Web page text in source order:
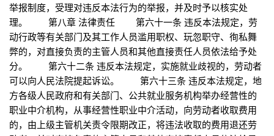
举报制度，受理对违反本法行为的举报，并及时予以核实处
理。 第八章 法律责任 第六十一条 违反本法规定，劳
动行政等有关部门及其工作人员滥用职权、玩忽职守、徇私舞
弊的，对直接负责的主管人员和其他直接责任人员依法给予处
分。 第六十二条 违反本法规定，实施就业歧视的，劳动者
可以向人民法院提起诉讼。 第六十三条 违反本法规定，地
方各级人民政府和有关部门、公共就业服务机构举办经营性的
职业中介机构，从事经营性职业中介活动，向劳动者收取费用
的，由上级主管机关责令限期改正，将违法收取的费用退还劳